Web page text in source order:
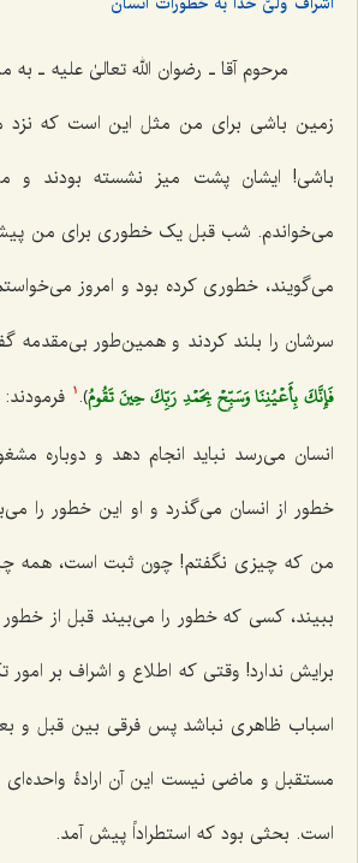
مرحوم آقا ـ رضوان الله تعالیٰ علیه ـ
زمین باشی برای من مثل این است که
باشی! ایشان پشت میز نشسته بودند و
می‌خواندم. شب قبل یک خطوری برای من پیش
می‌گویند، خطوری کرده بود و امروز
سرشان را بلند کردند و همین‌طور بی‌مقدمه
فَإِنَّكَ بِأَعۡيُنِنَا وَسَبِّحۡ بِحَمۡدِ رَبِّكَ حِينَ تَقُومُ﴾. 1
انسان می‌رسد نباید انجام دهد و دوباره
خطور از انسان می‌گذرد و او این خطور را
من که چیزی نگفتم! چون ثبت است، همه
ببیند، کسی که خطور را می‌بیند قبل از
برایش ندارد! وقتی که اطلاع و اشراف بر امور
اسباب ظاهری نباشد پس فرقی بین قبل و
مستقبل و ماضی نیست این آن ارادۀ واحده‌ای
است. بحثی بود که استطراداً پیش آمد.